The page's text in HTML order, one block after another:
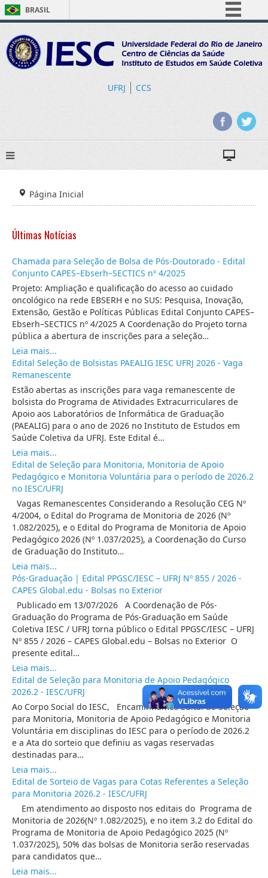
BRASIL
Comunica BR
Participe
UFRJ CCS
Página Inicial
Últimas Notícias
Chamada para Seleção de Bolsa de Pós-Doutorado - Edital
Conjunto CAPES–Ebserh–SECTICS nº 4/2025
Projeto: Ampliação e qualificação do acesso ao cuidado
oncológico na rede EBSERH e no SUS: Pesquisa, Inovação,
Extensão, Gestão e Políticas Públicas Edital Conjunto CAPES–
Ebserh–SECTICS nº 4/2025 A Coordenação do Projeto torna
pública a abertura de inscrições para a seleção…
Leia mais...
Edital Seleção de Bolsistas PAEALIG IESC UFRJ 2026 - Vaga
Remanescente
Estão abertas as inscrições para vaga remanescente de
bolsista do Programa de Atividades Extracurriculares de
Apoio aos Laboratórios de Informática de Graduação
(PAEALIG) para o ano de 2026 no Instituto de Estudos em
Saúde Coletiva da UFRJ. Este Edital é…
Leia mais...
Edital de Seleção para Monitoria, Monitoria de Apoio
Pedagógico e Monitoria Voluntária para o período de 2026.2
no IESC/UFRJ
Vagas Remanescentes Considerando a Resolução CEG Nº
4/2004, o Edital do Programa de Monitoria de 2026 (Nº
1.082/2025), e o Edital do Programa de Monitoria de Apoio
Pedagógico 2026 (Nº 1.037/2025), a Coordenação do Curso
de Graduação do Instituto…
Leia mais...
Pós-Graduação | Edital PPGSC/IESC – UFRJ Nº 855 / 2026 -
CAPES Global.edu - Bolsas no Exterior
Publicado em 13/07/2026 A Coordenação de Pós-
Graduação do Programa de Pós-Graduação em Saúde
Coletiva IESC / UFRJ torna público o Edital PPGSC/IESC – UFRJ
Nº 855 / 2026 – CAPES Global.edu – Bolsas no Exterior O
presente edital…
Leia mais...
Edital de Seleção para Monitoria de Apoio Pedagógico
2026.2 - IESC/UFRJ
Ao Corpo Social do IESC, Encaminhamos Edital de Seleção
para Monitoria, Monitoria de Apoio Pedagógico e Monitoria
Voluntária em disciplinas do IESC para o período de 2026.2
e a Ata do sorteio que definiu as vagas reservadas
destinadas para…
Leia mais...
Edital de Sorteio de Vagas para Cotas Referentes a Seleção
para Monitoria 2026.2 - IESC/UFRJ
Em atendimento ao disposto nos editais do Programa de
Monitoria de 2026(Nº 1.082/2025), e no item 3.2 do Edital do
Programa de Monitoria de Apoio Pedagógico 2025 (Nº
1.037/2025), 50% das bolsas de Monitoria serão reservadas
para candidatos que…
Leia mais...